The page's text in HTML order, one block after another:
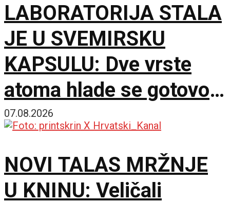
LABORATORIJA STALA
JE U SVEMIRSKU
KAPSULU: Dve vrste
atoma hlade se gotovo
do apsolutne nule
07.08.2026
NOVI TALAS MRŽNJE
U KNINU: Veličali